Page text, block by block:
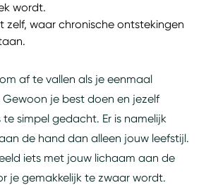
wordt.
zelf, waar chronische ontstekingen
af te vallen als je eenmaal
je best doen en jezelf
simpel gedacht. Er is namelijk
de hand dan alleen jouw leefstijl.
iets met jouw lichaam aan de
je gemakkelijk te zwaar wordt.